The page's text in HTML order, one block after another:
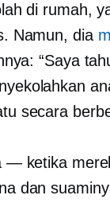
di rumah,
Namun, dia
“Saya
secara
— ketika
dan